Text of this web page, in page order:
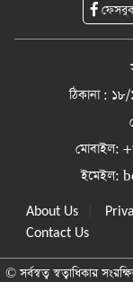
ঠিকানা :
মোবাইল:
ইমেইল:
About Us
Contact Us
© সর্বস্বত্ব স্বত্বাধিকার